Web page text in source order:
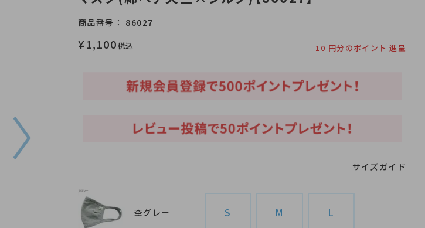
商品番号 86027
¥1,100税込 10 円分のポイント 進呈
サイズガイド
杢グレー S M L